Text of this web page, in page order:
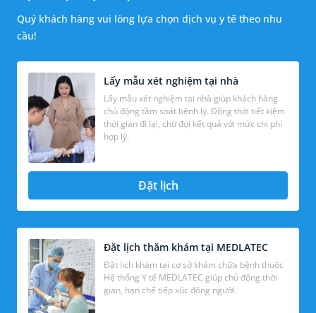
Quý khách hàng vui lòng lựa chọn dịch vụ y tế theo nhu
cầu!
Lấy mẫu xét nghiệm tại nhà
Lấy mẫu xét nghiệm tại nhà giúp khách hàng
chủ động tầm soát bệnh lý. Đồng thời tiết kiệm
thời gian đi lại, chờ đợi kết quả với mức chi phí
hợp lý.
Đặt lịch
Đặt lịch thăm khám tại MEDLATEC
Đặt lịch khám tại cơ sở khám chữa bệnh thuộc
Hệ thống Y tế MEDLATEC giúp chủ động thời
gian, hạn chế tiếp xúc đông người.